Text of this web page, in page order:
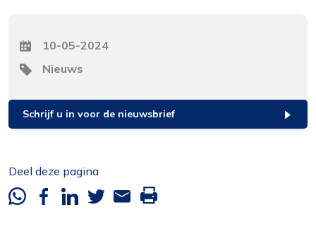
Datum
10-05-2024
TagNieuws
Schrijf u in voor de nieuwsbrief
Deel deze pagina
WhatsappFacebook LinkedinTwitter Mail